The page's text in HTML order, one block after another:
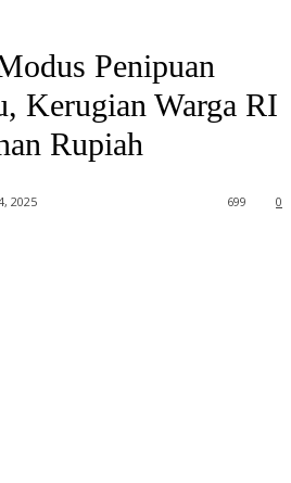
Penipuan
Kerugian Warga RI
Rupiah
2025 0
699